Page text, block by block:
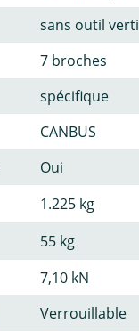
sans outil
7 broches
spécifique
CANBUS
Oui
1.225 kg
55 kg
7,10 kN
Verrouillable